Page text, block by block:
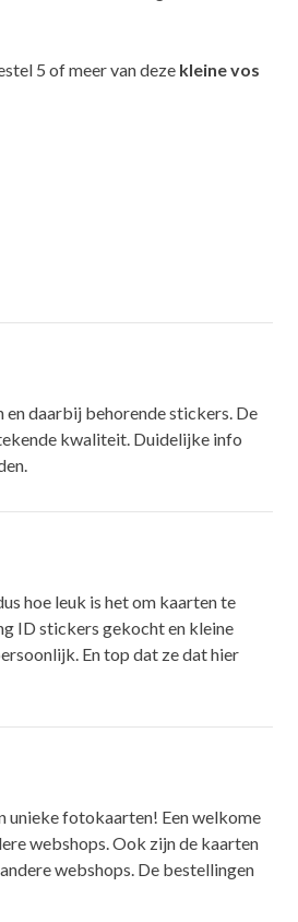
5 of meer van deze kleine vos
daarbij behorende stickers. De
kwaliteit. Duidelijke info
hoe leuk is het om kaarten te
ID stickers gekocht en kleine
En top dat ze dat hier
unieke fotokaarten! Een welkome
webshops. Ook zijn de kaarten
webshops. De bestellingen